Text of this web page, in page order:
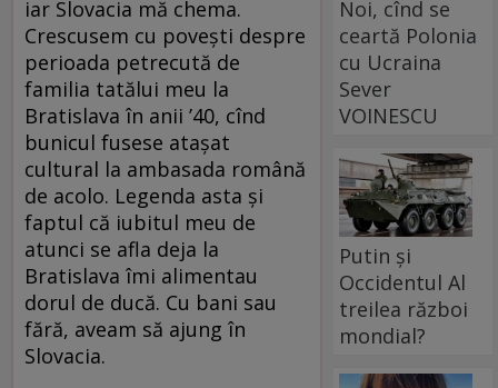
iar Slovacia mă chema.
Crescusem cu povești despre
perioada petrecută de
familia tatălui meu la
Bratislava în anii ’40, cînd
bunicul fusese atașat
cultural la ambasada română
de acolo. Legenda asta și
faptul că iubitul meu de
atunci se afla deja la
Bratislava îmi alimentau
dorul de ducă. Cu bani sau
fără, aveam să ajung în
Slovacia.
Noi, cînd se
ceartă Polonia
cu Ucraina
Sever
VOINESCU
Putin și
Occidentul Al
treilea război
mondial?